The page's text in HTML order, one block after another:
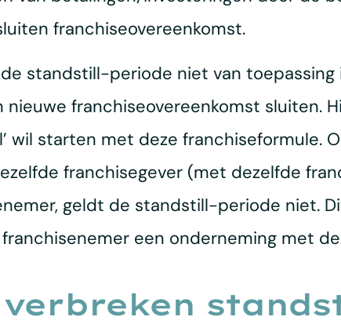
franchiseovereenkomst.
standstill-periode niet van
franchiseovereenkomst sluiten.
wil starten met deze franchiseformule.
franchisegever (met dezelfde
geldt de standstill-periode niet.
een onderneming met